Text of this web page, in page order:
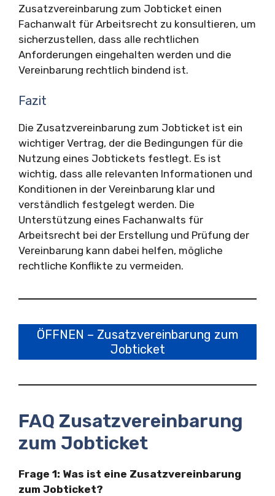
Zusatzvereinbarung zum Jobticket einen
Fachanwalt für Arbeitsrecht zu konsultieren, um
sicherzustellen, dass alle rechtlichen
Anforderungen eingehalten werden und die
Vereinbarung rechtlich bindend ist.
Fazit
Die Zusatzvereinbarung zum Jobticket ist ein
wichtiger Vertrag, der die Bedingungen für die
Nutzung eines Jobtickets festlegt. Es ist
wichtig, dass alle relevanten Informationen und
Konditionen in der Vereinbarung klar und
verständlich festgelegt werden. Die
Unterstützung eines Fachanwalts für
Arbeitsrecht bei der Erstellung und Prüfung der
Vereinbarung kann dabei helfen, mögliche
rechtliche Konflikte zu vermeiden.
ÖFFNEN – Zusatzvereinbarung zum
Jobticket
FAQ Zusatzvereinbarung
zum Jobticket
Frage 1: Was ist eine Zusatzvereinbarung
zum Jobticket?